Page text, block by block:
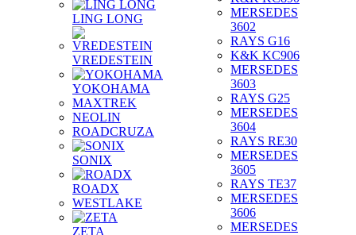
LING LONG
VREDESTEIN
YOKOHAMA
MAXTREK
NEOLIN
ROADCRUZA
SONIX
ROADX
WESTLAKE
ZETA
MERSEDES
3602
RAYS G16
K&K KC906
MERSEDES
3603
RAYS G25
MERSEDES
3604
RAYS RE30
MERSEDES
3605
RAYS TE37
MERSEDES
3606
MERSEDES